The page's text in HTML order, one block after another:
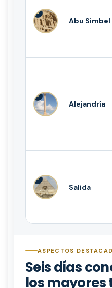
4
Abu Simbel
5
Alejandría
6
Salida
ASPECTOS
Seis días
los mayores